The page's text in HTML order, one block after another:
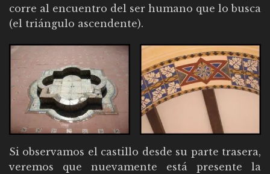
corre al encuentro del ser humano que lo busca
(el triángulo ascendente).
Si observamos el castillo desde su parte trasera,
veremos que nuevamente está presente la